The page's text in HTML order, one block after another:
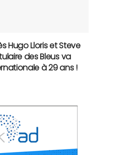
Hugo Lloris et Steve
des Bleus va
à 29 ans !